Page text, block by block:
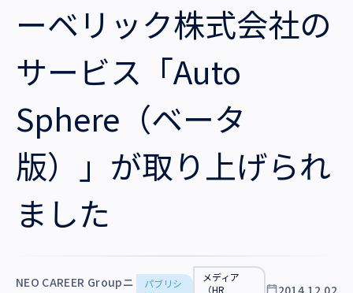
業務支援
役員一覧
拠点一覧
グループ会社
採用情報
ーベリック株式会社の
サービス「Auto
Sphere（ベータ
版）」が取り上げられ
ました
NEO CAREER Groupニ
パブリシ
メディア
（HR
2014.12.02